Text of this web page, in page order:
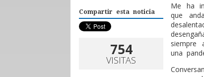
Compartir esta noticia
754
VISITAS
Me ha
que
siempre
una